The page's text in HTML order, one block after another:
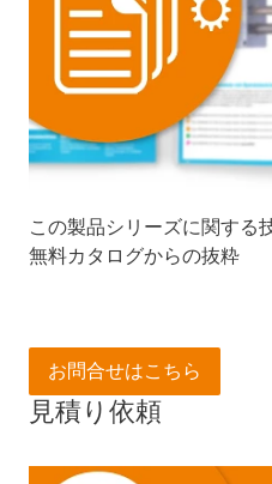
この製品シリーズに関する
無料カタログからの抜粋
見積り依頼
お問合せはこちら